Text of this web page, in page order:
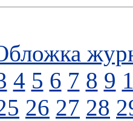
4 5 6 7 8 9
26 27 28